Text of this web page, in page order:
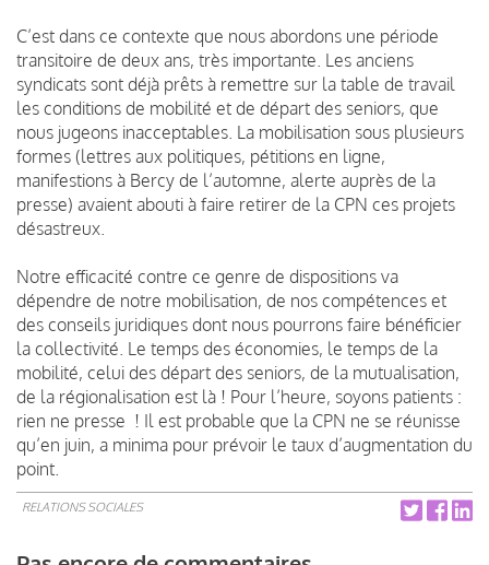
C’est dans ce contexte que nous abordons une période
transitoire de deux ans, très importante. Les anciens
syndicats sont déjà prêts à remettre sur la table de travail
les conditions de mobilité et de départ des seniors, que
nous jugeons inacceptables. La mobilisation sous plusieurs
formes (lettres aux politiques, pétitions en ligne,
manifestions à Bercy de l’automne, alerte auprès de la
presse) avaient abouti à faire retirer de la CPN ces projets
désastreux.
Notre efficacité contre ce genre de dispositions va
dépendre de notre mobilisation, de nos compétences et
des conseils juridiques dont nous pourrons faire bénéficier
la collectivité. Le temps des économies, le temps de la
mobilité, celui des départ des seniors, de la mutualisation,
de la régionalisation est là ! Pour l’heure, soyons patients :
rien ne presse ! Il est probable que la CPN ne se réunisse
qu’en juin, a minima pour prévoir le taux d’augmentation du
point.
RELATIONS SOCIALES